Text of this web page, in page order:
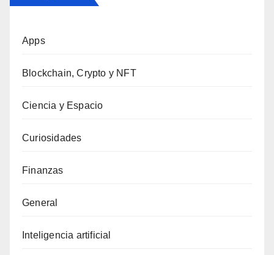
Apps
Blockchain, Crypto y NFT
Ciencia y Espacio
Curiosidades
Finanzas
General
Inteligencia artificial